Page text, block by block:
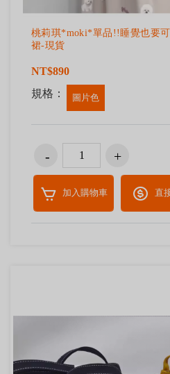
桃莉琪*moki*單品!!睡覺也要
裙-現貨
NT$890
規格：
圖片色
加入購物車 直